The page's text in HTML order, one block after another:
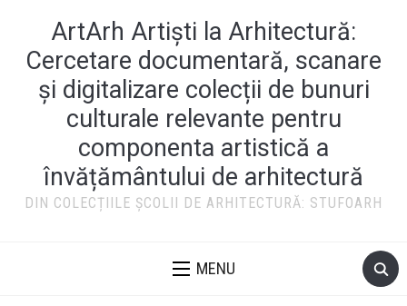
ArtArh Artiști la Arhitectură:
Cercetare documentară, scanare
și digitalizare colecții de bunuri
culturale relevante pentru
componenta artistică a
învățământului de arhitectură
DIN COLECȚIILE ȘCOLII DE ARHITECTURĂ: STUFOARH
MENU